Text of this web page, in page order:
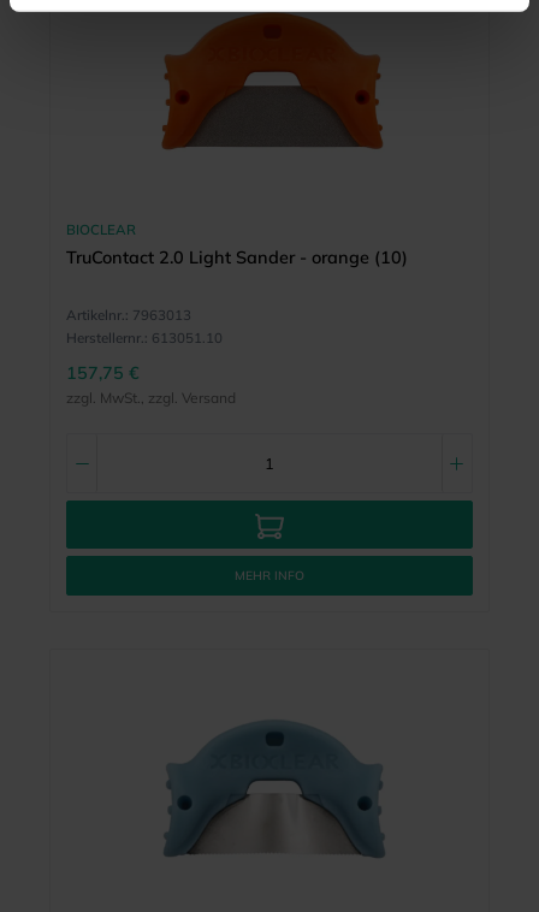
BIOCLEAR
TruContact 2.0 Light Sander - orange (10)
Artikelnr.: 7963013
Herstellernr.: 613051.10
157,75 €
zzgl. MwSt., zzgl. Versand
MEHR INFO